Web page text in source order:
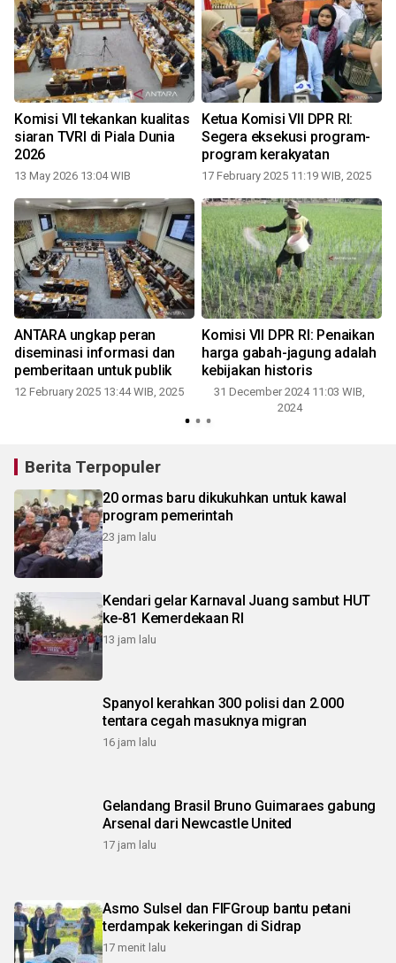
Komisi VII tekankan kualitas
siaran TVRI di Piala Dunia
2026
13 May 2026 13:04 WIB
Ketua Komisi VII DPR RI:
Segera eksekusi program-
program kerakyatan
17 February 2025 11:19 WIB, 2025
ANTARA ungkap peran
diseminasi informasi dan
pemberitaan untuk publik
12 February 2025 13:44 WIB, 2025
Komisi VII DPR RI: Penaikan
harga gabah-jagung adalah
kebijakan historis
31 December 2024 11:03 WIB,
2024
Berita Terpopuler
20 ormas baru dikukuhkan untuk kawal
program pemerintah
23 jam lalu
Kendari gelar Karnaval Juang sambut HUT
ke-81 Kemerdekaan RI
13 jam lalu
Spanyol kerahkan 300 polisi dan 2.000
tentara cegah masuknya migran
16 jam lalu
Gelandang Brasil Bruno Guimaraes gabung
Arsenal dari Newcastle United
17 jam lalu
Asmo Sulsel dan FIFGroup bantu petani
terdampak kekeringan di Sidrap
17 menit lalu